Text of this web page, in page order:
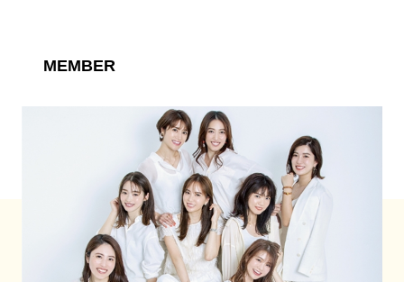
MEMBER